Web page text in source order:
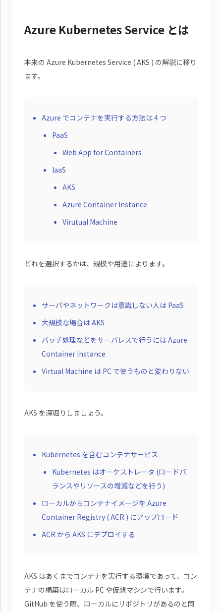
Azure Kubernetes Service とは
本来の Azure Kubernetes Service ( AKS ) の解説に移り
ます。
Azure でコンテナを実行する方法は 4 つ
PaaS
Web App for Containers
IaaS
AKS
Azure Container Instance
Virutual Machine
どれを選択するかは、規模や用途によります。
サーバやネットワークは意識しない人は PaaS
大規模な場合は AKS
バッチ処理などをサーバレスで行うには Azure
Container Instance
Virtual Machine は PC で使うものと変わりない
AKS を深堀りしましょう。
Kubernetes を含むコンテナサービス
Kubernetes はオーケストレータ (ロードバ
ランスやリソースの増減などを行う)
ローカルからコンテナイメージを Azure
Container Registry ( ACR ) にアップロード
ACR から AKS にデプロイする
AKS はあくまでコンテナを実行する環境であって、コン
テナの構築はローカル PC や仮想マシンで行います。
GitHub を使う際、ローカルにリポジトリがあるのと同